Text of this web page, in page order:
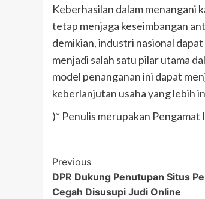
Keberhasilan dalam menangani
tetap menjaga keseimbangan
demikian, industri nasional
menjadi salah satu pilar utama
model penanganan ini dapat
keberlanjutan usaha yang lebih
)* Penulis merupakan
Post
Navigation
Previous
DPR Dukung Penutupan Situs
Cegah Disusupi Judi Online